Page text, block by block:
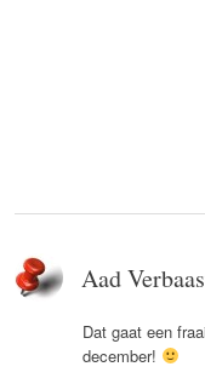
Aad
Dat gaat een
december!